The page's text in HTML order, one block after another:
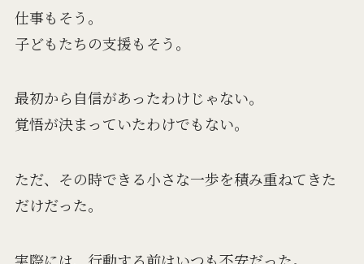
仕事もそう。
子どもたちの支援もそう。
最初から自信があったわけじゃない。
覚悟が決まっていたわけでもない。
ただ、その時できる小さな一歩を積み重ねてきた
だけだった。